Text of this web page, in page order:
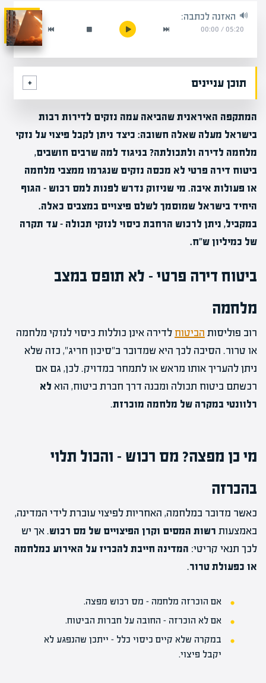
האזנה לכתבה:
05:20
/
00:00
תוכן עניינים
המתקפה האיראנית שהביאה עמה נזקים לדירות רבות
בישראל מעלה שאלה חשובה: כיצד ניתן לקבל פיצוי על נזקי
מלחמה לדירה ולתכולתה? בניגוד למה שרבים חושבים,
ביטוח דירה פרטי לא מכסה נזקים שנגרמו ממצבי מלחמה
או פעולות איבה. מי שניזוק נדרש לפנות למס רכוש – הגוף
היחיד בישראל שמוסמך לשלם פיצויים במצבים כאלה.
במקביל, ניתן לרכוש הרחבת כיסוי לנזקי תכולה – עד תקרה
של כמיליון ש"ח.
ביטוח דירה פרטי – לא תופס במצב
מלחמה
רוב פוליסות הביטוח לדירה אינן כוללות כיסוי לנזקי מלחמה
או טרור. הסיבה לכך היא שמדובר ב"סיכון חריג", כזה שלא
ניתן להעריך אותו מראש או לתמחר במדויק. לכן, גם אם
רכשתם ביטוח תכולה ומבנה דרך חברת ביטוח, הואלא
רלוונטי במקרה של מלחמה מוכרזת.
מי כן מפצה? מס רכוש – והכול תלוי
בהכרזה
כאשר מדובר במלחמה, האחריות לפיצוי עוברת לידי המדינה,
באמצעות רשות המסים וקרן הפיצויים של מס רכוש. אך יש
לכך תנאי קריטי: המדינה חייבת להכריז על האירוע כמלחמה
או כפעולת טרור.
אם הוכרזה מלחמה – מס רכוש מפצה.
אם לא הוכרזה – החובה על חברות הביטוח.
במקרה שלא קיים כיסוי כלל – ייתכן שהנפגע לא
יקבל פיצוי.